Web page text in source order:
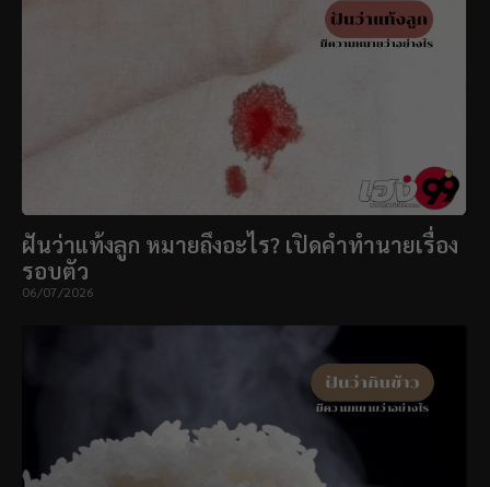
ฝันว่าแท้งลูก หมายถึงอะไร? เปิดคำทำนายเรื่อง
รอบตัว
06/07/2026